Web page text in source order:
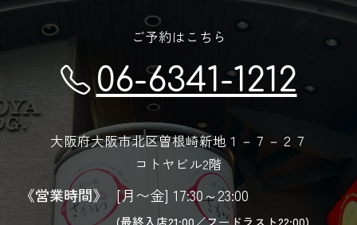
ご予約はこちら
06-6341-1212
大阪府大阪市北区曽根崎新地１－７－２７
コトヤビル2階
《営業時間》 [月〜金] 17:30～23:00
(最終入店21:00／フードラスト22:00)